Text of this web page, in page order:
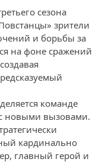
сезона
зрители
и борьбы за
на фоне сражений
команде
с новыми вызовами.
кардинально
главный герой и